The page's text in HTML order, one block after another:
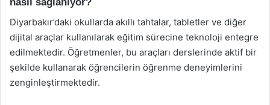
Diyarbakır’daki okullarda akıllı tahtalar, tabletler ve diğer
dijital araçlar kullanılarak eğitim sürecine teknoloji entegre
edilmektedir. Öğretmenler, bu araçları derslerinde aktif bir
şekilde kullanarak öğrencilerin öğrenme deneyimlerini
zenginleştirmektedir.